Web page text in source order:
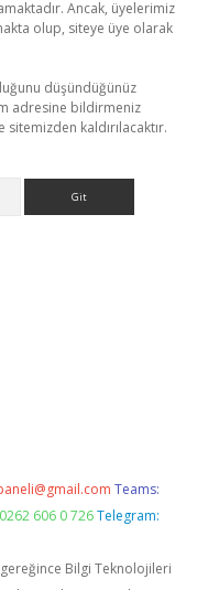
Ancak, üyelerimiz
olup, siteye üye olarak
düşündüğünüz
adresine bildirmeniz
kaldırılacaktır.
Teams:
606 0 726 Telegram:
gereğince Bilgi Teknolojileri